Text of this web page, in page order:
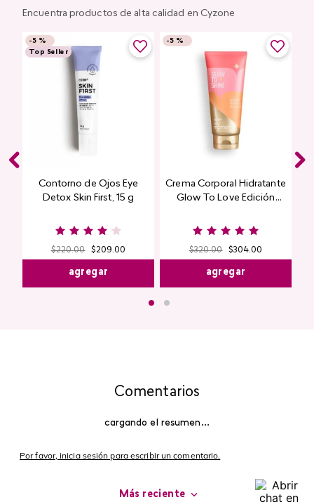
Encuentra productos de alta calidad en Cyzone
-5 %
Top Seller
Contorno de Ojos Eye
Detox Skin First, 15 g
$220.00 $209.00
agregar
-5 %
Crema Corporal Hidratante
Glow To Love Edición
$320.00 $304.00
agregar
Comentarios
cargando el resumen…
Por favor, inicia sesión para escribir un comentario.
Más reciente